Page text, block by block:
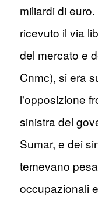
miliardi di
ricevuto il via
del mercato e
Cnmc), si era
l'opposizione
sinistra del
Sumar, e dei
temevano
occupazionali